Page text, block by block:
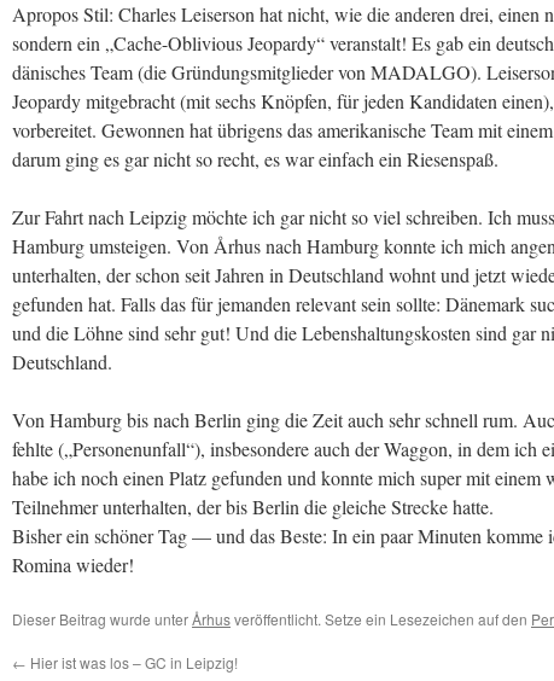
Apropos Stil: Charles Leiserson hat nicht, wie die anderen drei, einen
sondern ein „Cache-Oblivious Jeopardy“ veranstalt! Es gab ein
dänisches Team (die Gründungsmitglieder von MADALGO).
Jeopardy mitgebracht (mit sechs Knöpfen, für jeden Kandidaten
vorbereitet. Gewonnen hat übrigens das amerikanische Team mit
darum ging es gar nicht so recht, es war einfach ein Riesenspaß.
Zur Fahrt nach Leipzig möchte ich gar nicht so viel schreiben. Ich
Hamburg umsteigen. Von Århus nach Hamburg konnte ich mich
unterhalten, der schon seit Jahren in Deutschland wohnt und jetzt
gefunden hat. Falls das für jemanden relevant sein sollte: Dänemark
und die Löhne sind sehr gut! Und die Lebenshaltungskosten sind gar
Deutschland.
Von Hamburg bis nach Berlin ging die Zeit auch sehr schnell rum.
fehlte („Personenunfall“), insbesondere auch der Waggon, in dem ich
habe ich noch einen Platz gefunden und konnte mich super mit einem
Teilnehmer unterhalten, der bis Berlin die gleiche Strecke hatte.
Bisher ein schöner Tag — und das Beste: In ein paar Minuten komme
Romina wieder!
Dieser Beitrag wurde unterÅrhusveröffentlicht. Setze ein Lesezeichen auf den
← Hier ist was los – GC in Leipzig!